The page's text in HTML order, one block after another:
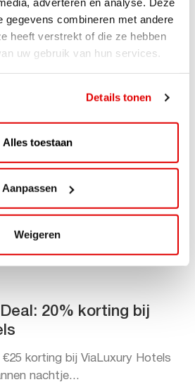
gegevens combineren met andere
heeft verstrekt of die ze hebben
uw gebruik van hun services.
Details tonen
Alles toestaan
Aanpassen
Weigeren
Hotels starten landelijke uitrol
AVIA VOLT en...
20% korting bij
€25 korting bij ViaLuxury Hotels
nachtje...